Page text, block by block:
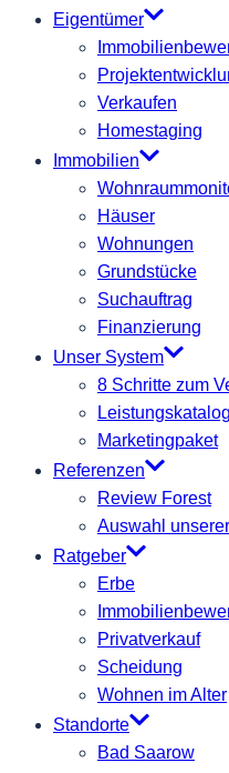
Eigentümer
Verkaufen
Homestaging
Immobilien
Häuser
Wohnungen
Grundstücke
Suchauftrag
Finanzierung
Unser System
8 Schritte zum
Leistungskatalog
Marketingpaket
Referenzen
Review Forest
Auswahl
Ratgeber
Erbe
Privatverkauf
Scheidung
Wohnen im Alter
Standorte
Bad Saarow